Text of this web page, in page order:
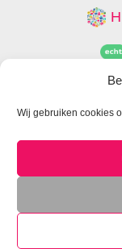
Wij gebruiken cookies